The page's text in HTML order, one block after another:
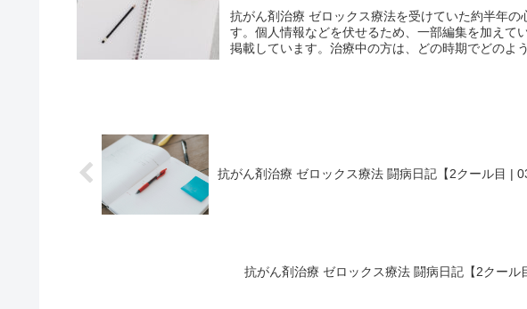
抗がん剤治療 ゼロックス療法を受けていた約半年
す。個人情報などを伏せるため、一部編集を加えて
掲載しています。治療中の方は、どの時期でどのよ
抗がん剤治療 ゼロックス療法 闘病日記【2クール目 |
抗がん剤治療 ゼロックス療法 闘病日記【2クール